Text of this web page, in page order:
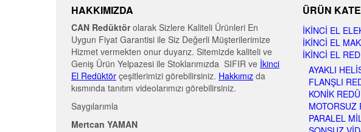
HAKKIMIZDA
CAN Redüktörolarak Sizlere Kaliteli Ürünleri En
Uygun Fiyat Garantisi ile Siz Değerli Müşterilerimize
Hizmet vermekten onur duyarız. Sitemizde kaliteli ve
Geniş Ürün Yelpazesi ile Stoklarımızda SIFIR ve İkinci
El Redüktör çeşitlerimizi görebilirsiniz. Hakkımız da
kısmında tanıtım videolarımızı görebilirsiniz.
Saygılarımla
Mertcan YAMAN
ÜRÜN
İKINCI EL
İKINCI EL
İKINCI EL
AYAKLI
FLANŞLI
KONIK
MOTORSUZ
PARALEL